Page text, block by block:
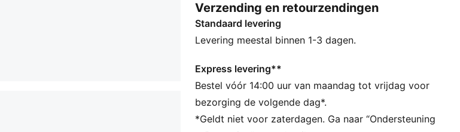
suède overlays wordt vast en zeker je
lievelingsschoen om je alledaagse looks wat retrostijl
mee te geven.
Normale pasvorm
Bovenwerk van verschillende stoffen
Synthetische overlay op de schacht
Suède overlays op de neus, hiel en wreef
Vetersluiting
Verzending en retourzendingen
Standaard levering
Levering meestal binnen 1-3 dagen.
Express levering**
Bestel vóór 14:00 uur van maandag tot vrijdag voor
bezorging de volgende dag*.
*Geldt niet voor zaterdagen. Ga naar “Ondersteuning